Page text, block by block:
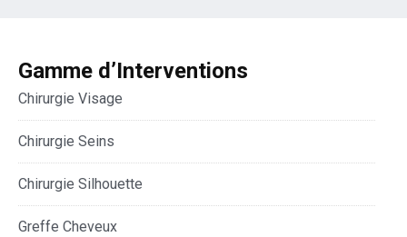
Gamme d’Interventions
Chirurgie Visage
Chirurgie Seins
Chirurgie Silhouette
Greffe Cheveux